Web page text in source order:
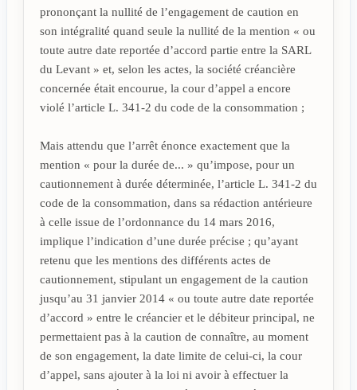
prononçant la nullité de l’engagement de caution en
son intégralité quand seule la nullité de la mention « ou
toute autre date reportée d’accord partie entre la SARL
du Levant » et, selon les actes, la société créancière
concernée était encourue, la cour d’appel a encore
violé l’article L. 341-2 du code de la consommation ;
Mais attendu que l’arrêt énonce exactement que la
mention « pour la durée de... » qu’impose, pour un
cautionnement à durée déterminée, l’article L. 341-2 du
code de la consommation, dans sa rédaction antérieure
à celle issue de l’ordonnance du 14 mars 2016,
implique l’indication d’une durée précise ; qu’ayant
retenu que les mentions des différents actes de
cautionnement, stipulant un engagement de la caution
jusqu’au 31 janvier 2014 « ou toute autre date reportée
d’accord » entre le créancier et le débiteur principal, ne
permettaient pas à la caution de connaître, au moment
de son engagement, la date limite de celui-ci, la cour
d’appel, sans ajouter à la loi ni avoir à effectuer la